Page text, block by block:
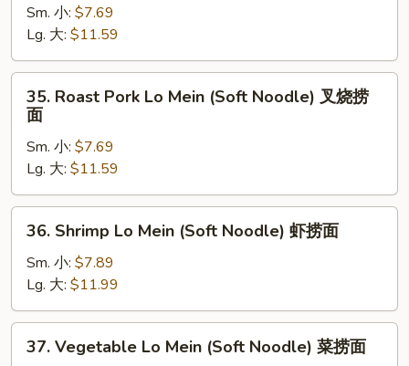
Lo
Mein
(Soft
Noodle)
Sm. 小: $7.69
Lg. 大: $11.59
Roast
Pork
Lo
Mein
(Soft
Noodle)
35. Roast Pork Lo Mein (Soft Noodle) 叉烧捞
面
Sm. 小: $7.69
Lg. 大: $11.59
Shrimp
Lo
Mein
(Soft
Noodle)
36. Shrimp Lo Mein (Soft Noodle) 虾捞面
Sm. 小: $7.89
Lg. 大: $11.99
Vegetable
37. Vegetable Lo Mein (Soft Noodle) 菜捞面